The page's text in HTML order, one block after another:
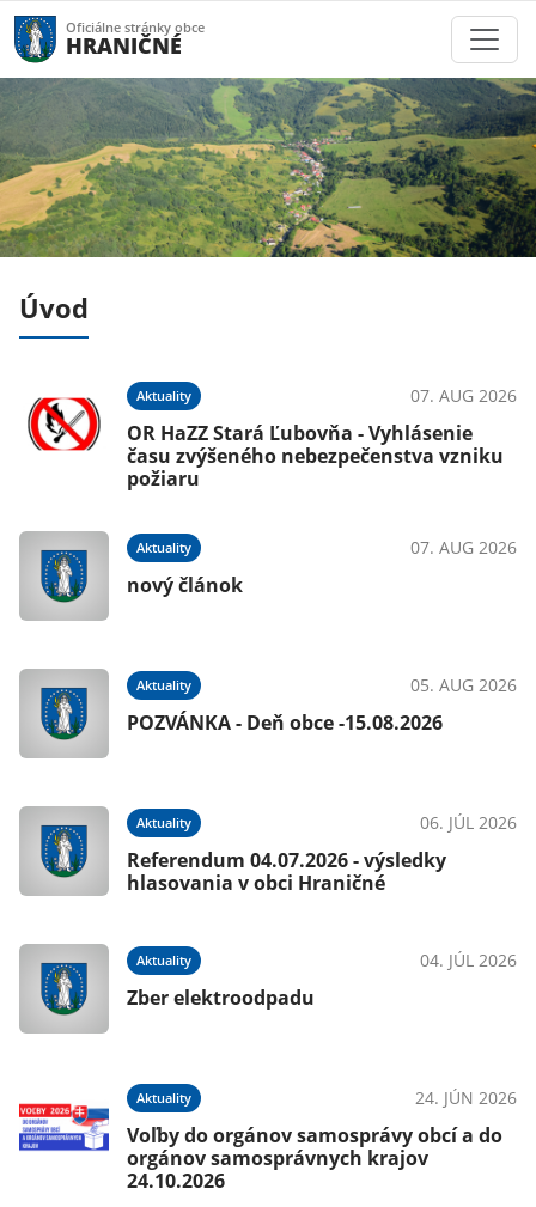
Oficiálne stránky obce
HRANIČNÉ
Úvod
Aktuality 07. AUG 2026
OR HaZZ Stará Ľubovňa - Vyhlásenie
času zvýšeného nebezpečenstva vzniku
požiaru
Aktuality 07. AUG 2026
nový článok
Aktuality 05. AUG 2026
POZVÁNKA - Deň obce -15.08.2026
Aktuality 06. JÚL 2026
Referendum 04.07.2026 - výsledky
hlasovania v obci Hraničné
Aktuality 04. JÚL 2026
Zber elektroodpadu
Aktuality 24. JÚN 2026
Voľby do orgánov samosprávy obcí a do
orgánov samosprávnych krajov
24.10.2026